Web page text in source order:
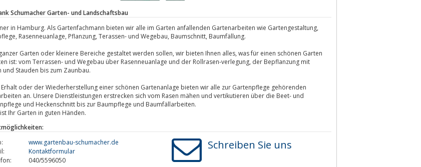
Schumacher Garten- und Landschaftsbau
in Hamburg. Als Gartenfachmann bieten wir alle im Garten anfallenden Gartenarbeiten wie Gartengestaltung,
Rasenneuanlage, Pflanzung, Terassen- und Wegebau, Baumschnitt, Baumfällung.
Garten oder kleinere Bereiche gestaltet werden sollen, wir bieten Ihnen alles, was für einen schönen Garten
ist: vom Terrassen- und Wegebau über Rasenneuanlage und der Rollrasen-verlegung, der Bepflanzung mit
und Stauden bis zum Zaunbau.
Erhalt oder der Wiederherstellung einer schönen Gartenanlage bieten wir alle zur Gartenpflege gehörenden
an. Unsere Dienstleistungen erstrecken sich vom Rasen mähen und vertikutieren über die Beet- und
und Heckenschnitt bis zur Baumpflege und Baumfällarbeiten.
Ihr Garten in guten Händen.
www.gartenbau-schumacher.de
Kontaktformular
040/5596050
Schreiben Sie uns